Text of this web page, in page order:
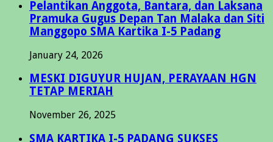
Pelantikan Anggota, Bantara, dan Laksana
Pramuka Gugus Depan Tan Malaka dan Siti
Manggopo SMA Kartika I-5 Padang
January 24, 2026
MESKI DIGUYUR HUJAN, PERAYAAN HGN
TETAP MERIAH
November 26, 2025
SMA KARTIKA I-5 PADANG SUKSES